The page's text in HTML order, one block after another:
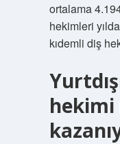
ortalama
hekimleri
kıdemli diş
hekimi